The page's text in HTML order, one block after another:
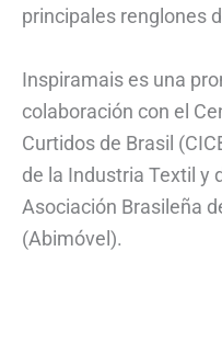
principales renglones
Inspiramais es una
colaboración con el
Curtidos de Brasil
de la Industria Textil y
Asociación Brasileña
(Abimóvel).